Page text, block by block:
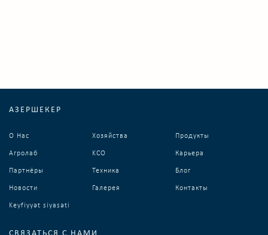
АЗЕРШЕКЕР
О Нас Хозяйства Продукты
Агролаб KCO Карьера
Партнёры Техника Блог
Новости Галерея Контакты
Keyfiyyət siyasəti